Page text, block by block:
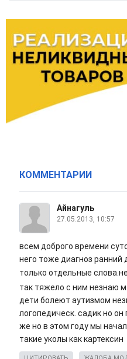
КОММЕНТАРИИ
Айнагуль
27.05.2013, 10:57
всем доброго времени
него тоже диагноз ранний
только отдельные
так тяжело с ним незнаю
дети болеют аутизмом
логопедическ. садик но
же но в этом году мы
такие уколы как картексин